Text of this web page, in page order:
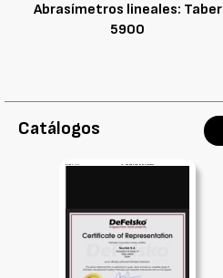
Abrasímetros lineales: Taber
5900
Catálogos